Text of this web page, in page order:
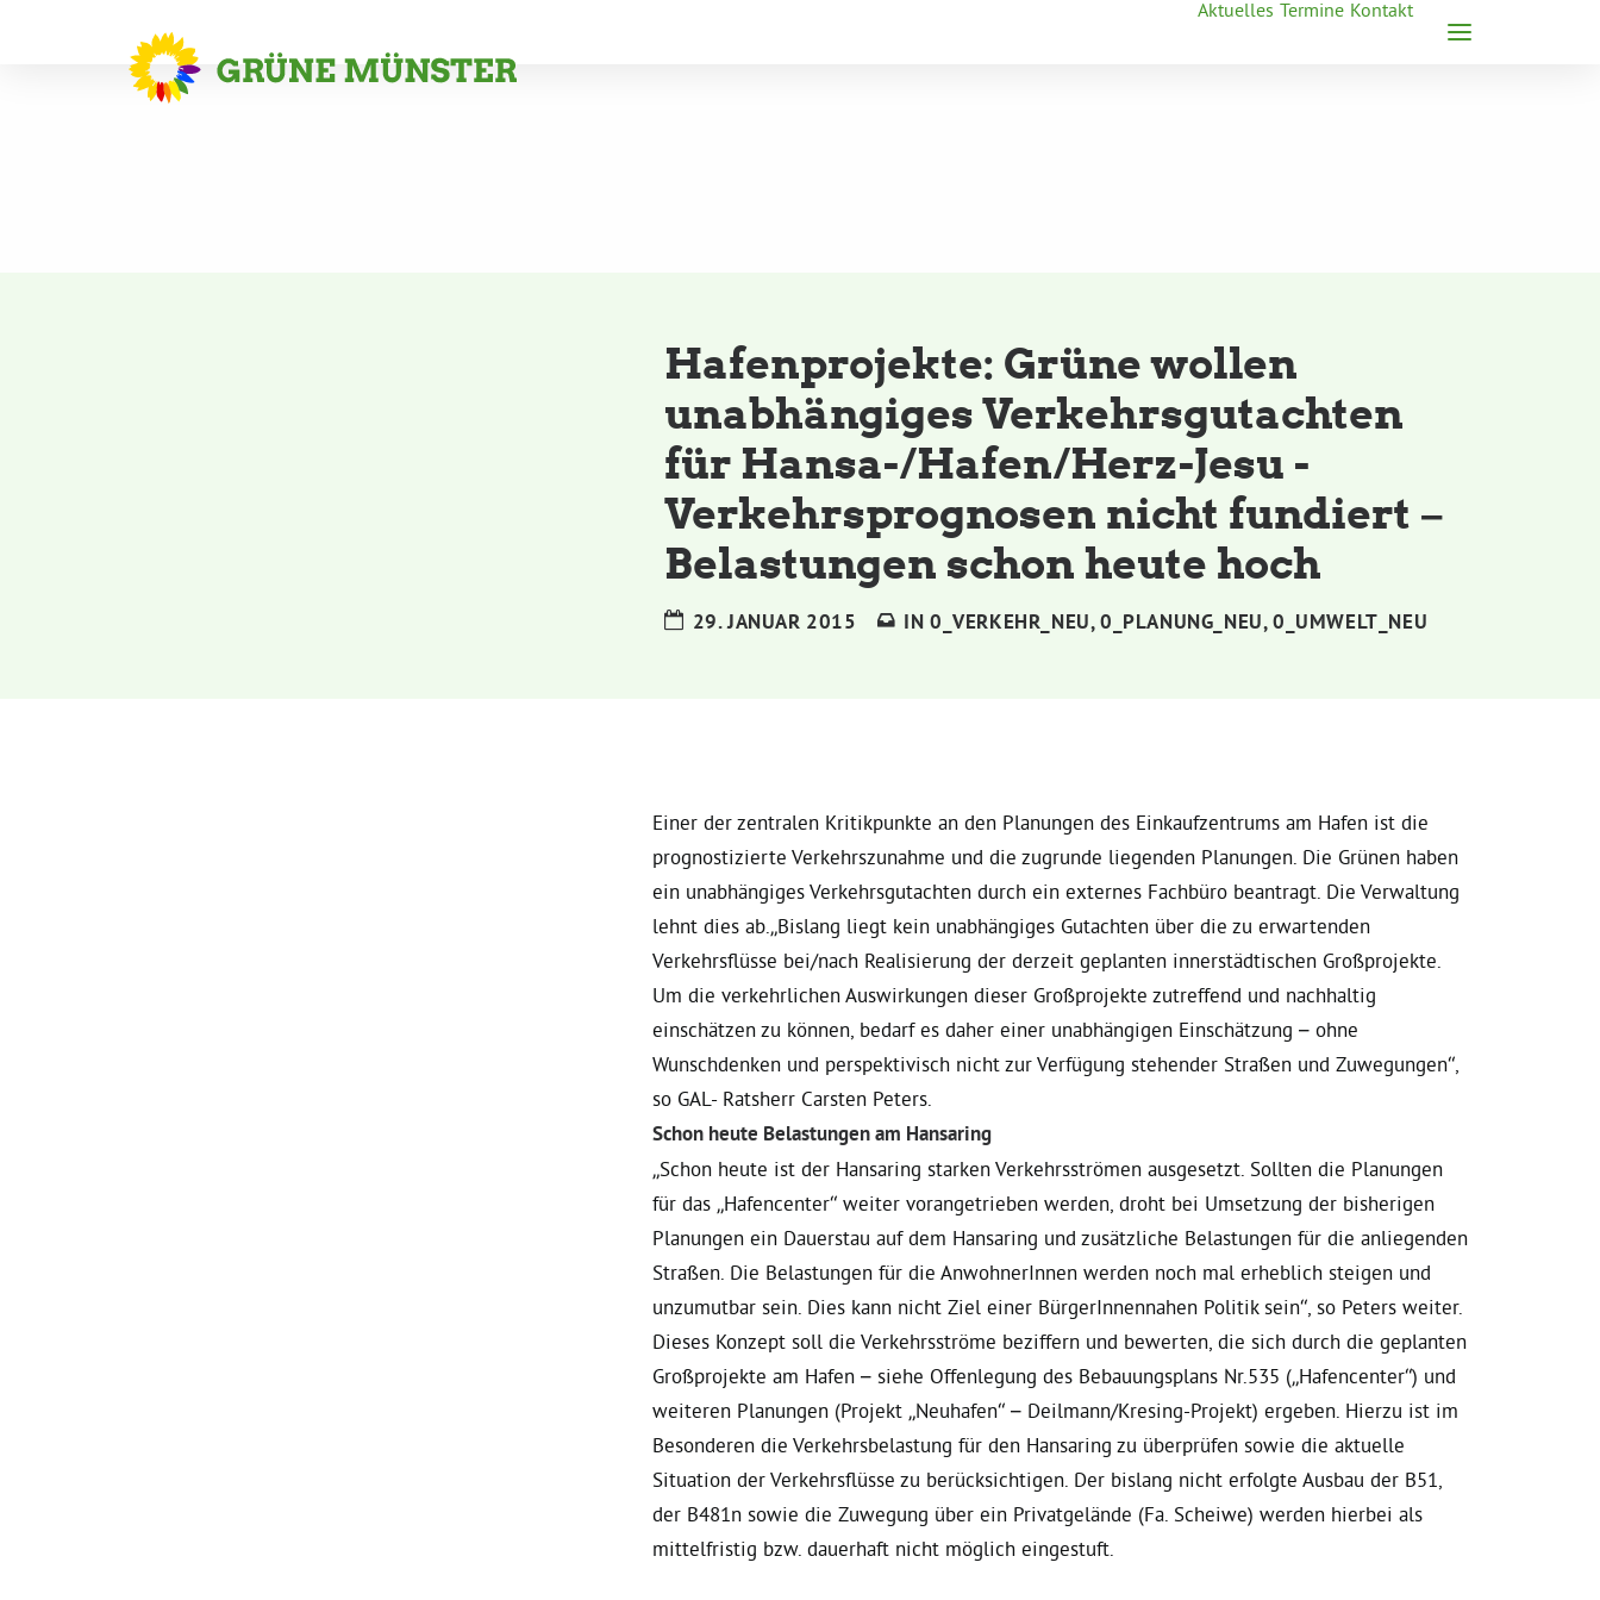
Aktuelles Termine Kontakt
Hafenprojekte: Grüne wollen
unabhängiges Verkehrsgutachten
für Hansa-/Hafen/Herz-Jesu -
Verkehrsprognosen nicht fundiert –
Belastungen schon heute hoch
29. JANUAR 2015 IN0_VERKEHR_NEU,0_PLANUNG_NEU,0_UMWELT_NEU
Einer der zentralen Kritikpunkte an den Planungen des Einkaufzentrums am Hafen ist die
prognostizierte Verkehrszunahme und die zugrunde liegenden Planungen. Die Grünen haben
ein unabhängiges Verkehrsgutachten durch ein externes Fachbüro beantragt. Die Verwaltung
lehnt dies ab. „Bislang liegt kein unabhängiges Gutachten über die zu erwartenden
Verkehrsflüsse bei/nach Realisierung der derzeit geplanten innerstädtischen Großprojekte.
Um die verkehrlichen Auswirkungen dieser Großprojekte zutreffend und nachhaltig
einschätzen zu können, bedarf es daher einer unabhängigen Einschätzung – ohne
Wunschdenken und perspektivisch nicht zur Verfügung stehender Straßen und Zuwegungen“,
so GAL- Ratsherr Carsten Peters.
Schon heute Belastungen am Hansaring
„Schon heute ist der Hansaring starken Verkehrsströmen ausgesetzt. Sollten die Planungen
für das „Hafencenter“ weiter vorangetrieben werden, droht bei Umsetzung der bisherigen
Planungen ein Dauerstau auf dem Hansaring und zusätzliche Belastungen für die anliegenden
Straßen. Die Belastungen für die AnwohnerInnen werden noch mal erheblich steigen und
unzumutbar sein. Dies kann nicht Ziel einer BürgerInnennahen Politik sein“, so Peters weiter.
Dieses Konzept soll die Verkehrsströme beziffern und bewerten, die sich durch die geplanten
Großprojekte am Hafen – siehe Offenlegung des Bebauungsplans Nr.535 („Hafencenter“) und
weiteren Planungen (Projekt „Neuhafen“ – Deilmann/Kresing-Projekt) ergeben. Hierzu ist im
Besonderen die Verkehrsbelastung für den Hansaring zu überprüfen sowie die aktuelle
Situation der Verkehrsflüsse zu berücksichtigen. Der bislang nicht erfolgte Ausbau der B51,
der B481n sowie die Zuwegung über ein Privatgelände (Fa. Scheiwe) werden hierbei als
mittelfristig bzw. dauerhaft nicht möglich eingestuft.